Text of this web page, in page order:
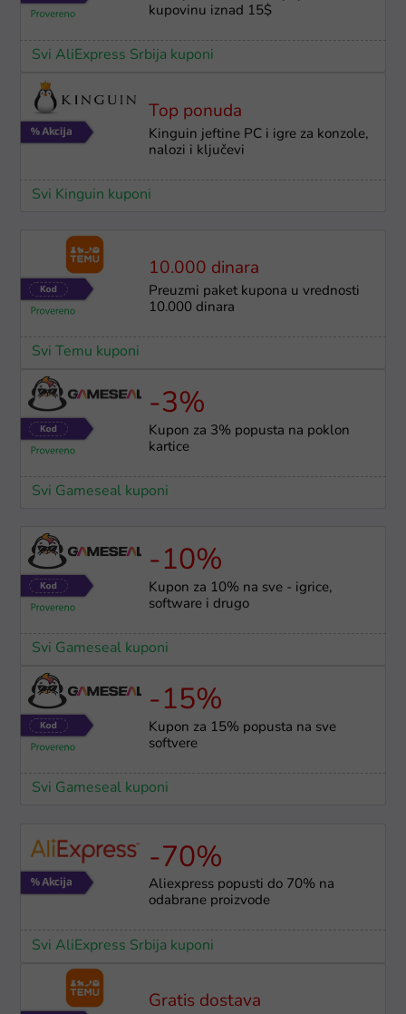
kupovinu iznad 15$
Svi AliExpress Srbija kuponi
Top ponuda
Kinguin jeftine PC i igre za konzole,
nalozi i ključevi
Svi Kinguin kuponi
10.000 dinara
Preuzmi paket kupona u vrednosti
10.000 dinara
Svi Temu kuponi
-3%
Kupon za 3% popusta na poklon
kartice
Svi Gameseal kuponi
-10%
Kupon za 10% na sve - igrice,
software i drugo
Svi Gameseal kuponi
-15%
Kupon za 15% popusta na sve
softvere
Svi Gameseal kuponi
-70%
Aliexpress popusti do 70% na
odabrane proizvode
Svi AliExpress Srbija kuponi
Gratis dostava